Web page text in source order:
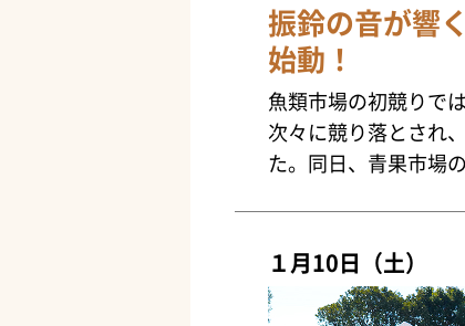
振鈴の音が響
始動！
魚類市場の初競りで
次々に競り落とされ
た。同日、青果市場
１月10日（土）